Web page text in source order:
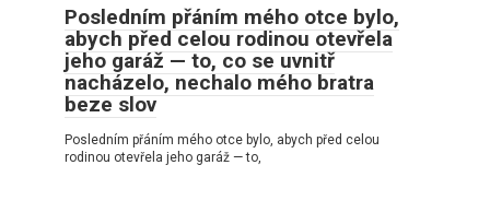
Posledním přáním mého otce bylo,
abych před celou rodinou otevřela
jeho garáž — to, co se uvnitř
nacházelo, nechalo mého bratra
beze slov
Posledním přáním mého otce bylo, abych před celou
rodinou otevřela jeho garáž — to,